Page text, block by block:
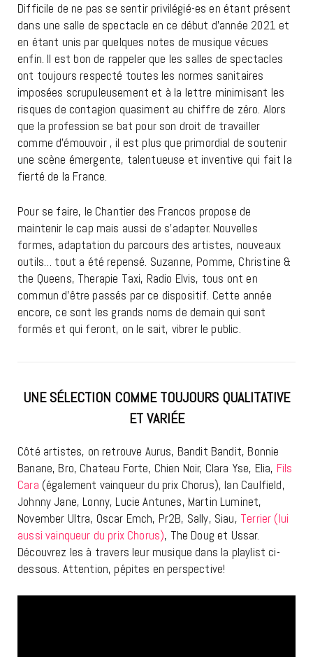
Difficile de ne pas se sentir privilégié-es en étant présent
dans une salle de spectacle en ce début d’année 2021 et
en étant unis par quelques notes de musique vécues
enfin. Il est bon de rappeler que les salles de spectacles
ont toujours respecté toutes les normes sanitaires
imposées scrupuleusement et à la lettre minimisant les
risques de contagion quasiment au chiffre de zéro. Alors
que la profession se bat pour son droit de travailler
comme d’émouvoir , il est plus que primordial de soutenir
une scène émergente, talentueuse et inventive qui fait la
fierté de la France.
Pour se faire, le Chantier des Francos propose de
maintenir le cap mais aussi de s’adapter. Nouvelles
formes, adaptation du parcours des artistes, nouveaux
outils… tout a été repensé. Suzanne, Pomme, Christine &
the Queens, Therapie Taxi, Radio Elvis, tous ont en
commun d’être passés par ce dispositif. Cette année
encore, ce sont les grands noms de demain qui sont
formés et qui feront, on le sait, vibrer le public.
UNE SÉLECTION COMME TOUJOURS QUALITATIVE
ET VARIÉE
Côté artistes, on retrouve Aurus, Bandit Bandit, Bonnie
Banane, Bro, Chateau Forte, Chien Noir, Clara Yse, Elia, Fils
Cara (également vainqueur du prix Chorus), Ian Caulfield,
Johnny Jane, Lonny, Lucie Antunes, Martin Luminet,
November Ultra, Oscar Emch, Pr2B, Sally, Siau, Terrier (lui
aussi vainqueur du prix Chorus), The Doug et Ussar.
Découvrez les à travers leur musique dans la playlist ci-
dessous. Attention, pépites en perspective!